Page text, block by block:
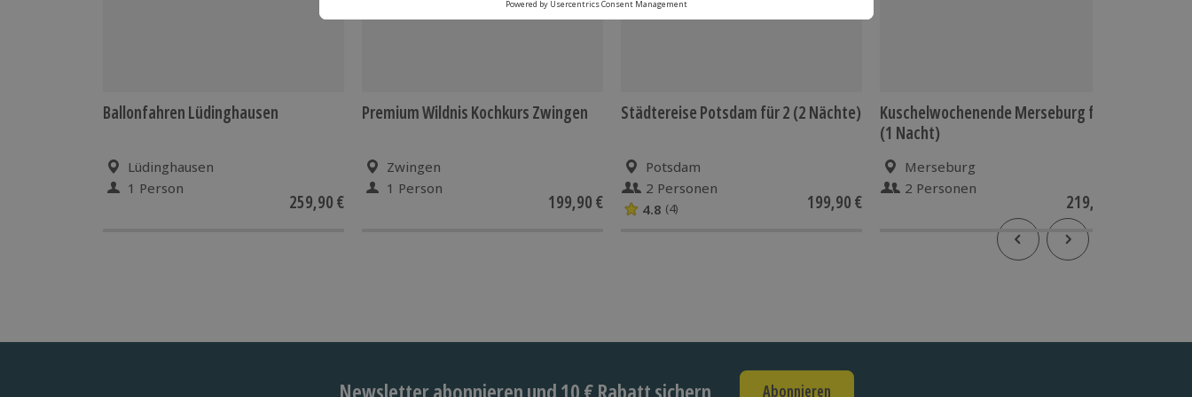
Ballonfahren Lüdinghausen
Lüdinghausen
1 Person
259,90 €
Premium Wildnis Kochkurs Zwingen
Zwingen
1 Person
199,90 €
Städtereise Potsdam für 2 (2 Nächte)
Potsdam
2 Personen
4.8 (4) 199,90 €
Kuschelwochenende Merseburg für 2
(1 Nacht)
Merseburg
2 Personen
219,90 €
Newsletter abonnieren und 10 € Rabatt sichern Abonnieren